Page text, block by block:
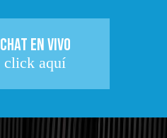
CHAT EN VIVO
click aquí